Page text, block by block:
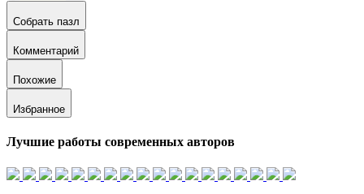
Собрать пазл
Комментарий
Похожие
Избранное
Лучшие работы современных авторов